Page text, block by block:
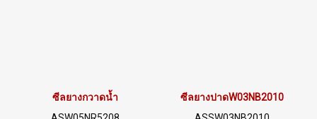
ซีลยางกวาดน้ำ
ซีลยางปาดW03NB2010